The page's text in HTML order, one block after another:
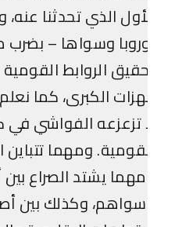
الذي تحدثنا عنه،
وسواها – بضرب من
الروابط القومية
الكبرى، كما نعلم،
تزعزعه الفواشي في كيان
ومهما تتباين
يشتد الصراع بين
وكذلك بين